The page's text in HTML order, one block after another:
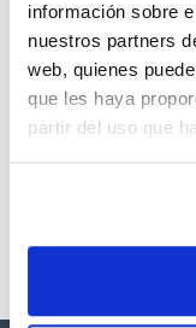
información sobre
nuestros partners
web, quienes
que les haya
partir del uso que
Regístrate para
descargas
Los productos
productos
listos para una